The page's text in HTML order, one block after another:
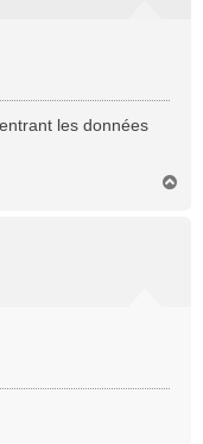
les données